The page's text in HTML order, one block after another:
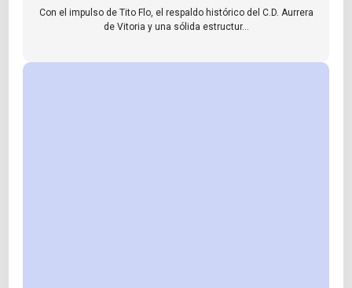
Con el impulso de Tito Flo, el respaldo histórico del C.D. Aurrera
de Vitoria y una sólida estructur...